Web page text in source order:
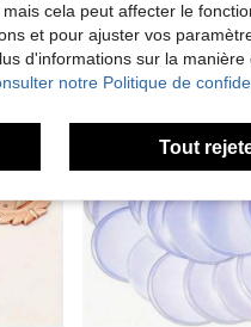
cela peut affecter le
et pour ajuster vos
d'informations sur la manière
notre Politique de
Tout